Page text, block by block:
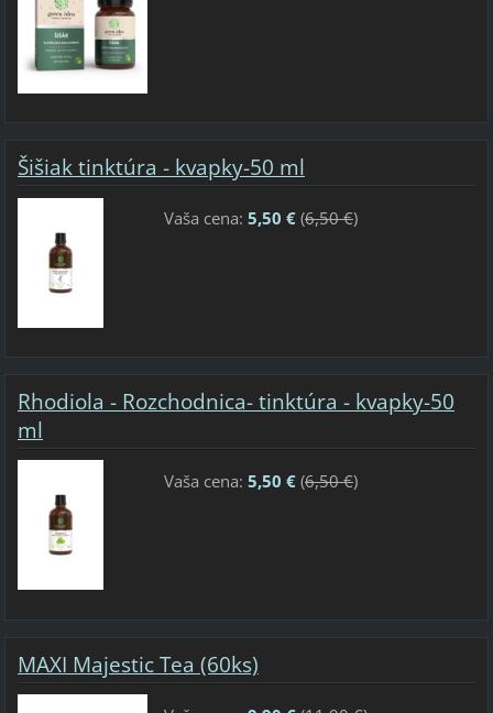
Šišiak tinktúra - kvapky-50 ml
Vaša cena: 5,50 €(6,50 €)
Rhodiola - Rozchodnica- tinktúra - kvapky-50
ml
Vaša cena: 5,50 €(6,50 €)
MAXI Majestic Tea (60ks)